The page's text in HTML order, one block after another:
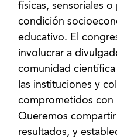
físicas, sensoriales
condición
educativo. El
involucrar a
comunidad
las instituciones y
comprometidos con
Queremos
resultados, y